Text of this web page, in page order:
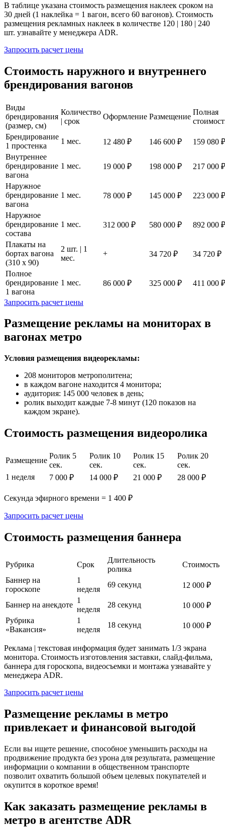
В таблице указана стоимость размещения наклеек сроком на
30 дней (1 наклейка = 1 вагон, всего 60 вагонов). Стоимость
размещения рекламных наклеек в количестве 120 | 180 | 240
шт. узнавайте у менеджера ADR.
Запросить расчет цены
Стоимость наружного и внутреннего
брендирования вагонов
Виды
брендирования
(размер, см)
Количество
| срок
Оформление Размещение
Полная
Брендирование
1 простенка
1 мес. 12 480 ₽ 146 600 ₽
159 080 ₽
Внутреннее
брендирование
вагона
1 мес. 19 000 ₽ 198 000 ₽ 217 000 ₽
Наружное
брендирование
вагона
1 мес. 78 000 ₽ 145 000 ₽ 223 000 ₽
Наружное
брендирование
состава
1 мес. 312 000 ₽ 580 000 ₽ 892 000 ₽
Плакаты на
бортах вагона
(310 х 90)
2 шт. | 1
мес.
+ 34 720 ₽ 34 720 ₽
Полное
брендирование
1 вагона
1 мес. 86 000 ₽ 325 000 ₽ 411 000 ₽
Запросить расчет цены
Размещение рекламы на мониторах в
вагонах метро
Условия размещения видеорекламы:
208 мониторов метрополитена;
в каждом вагоне находится 4 монитора;
аудитория: 145 000 человек в день;
ролик выходит каждые 7-8 минут (120 показов на
каждом экране).
Стоимость размещения видеоролика
Размещение
Ролик 5
сек.
Ролик 10
сек.
Ролик 15
сек.
Ролик 20
сек.
1 неделя
7 000 ₽ 14 000 ₽ 21 000 ₽ 28 000 ₽
Секунда эфирного времени = 1 400 ₽
Запросить расчет цены
Стоимость размещения баннера
Рубрика Срок
Длительность
ролика
Стоимость
Баннер на
гороскопе
1
неделя
69 секунд 12 000 ₽
Баннер на анекдоте
1
неделя
28 секунд
10 000 ₽
Рубрика
«Вакансия»
1
неделя
18 секунд 10 000 ₽
Реклама | текстовая информация будет занимать 1/3 экрана
монитора. Стоимость изготовления заставки, слайд-фильма,
баннера для гороскопа, видеосъемки и монтажа узнавайте у
менеджера ADR.
Запросить расчет цены
Размещение рекламы в метро
привлекает и финансовой выгодой
Если вы ищете решение, способное уменьшить расходы на
продвижение продукта без урона для результата, размещение
информации о компании в общественном транспорте
позволит охватить большой объем целевых покупателей и
окупится в короткое время!
Как заказать размещение рекламы в
метро в агентстве ADR